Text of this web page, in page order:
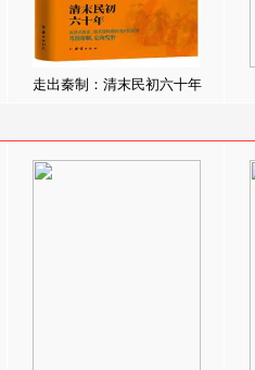
走出秦制：清末民初六十年